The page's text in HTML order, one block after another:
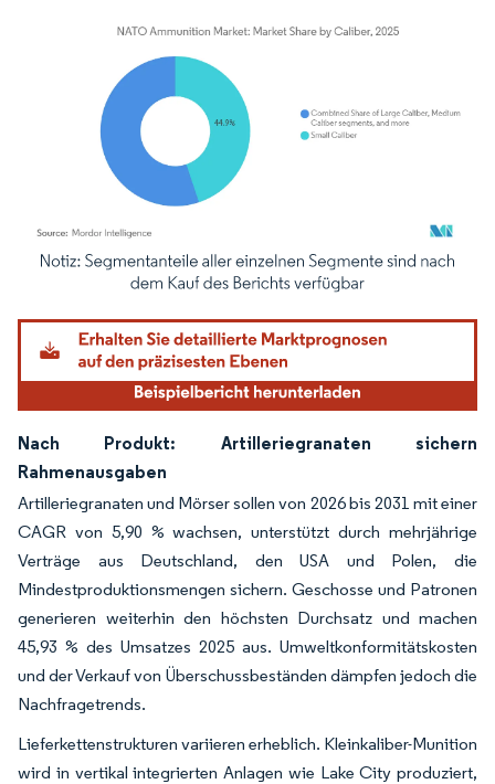
Bild © Mordor Intelligence. Wiederverwendung erfordert Namensnennung
Nach Produkt: Artilleriegranaten sichern
Rahmenausgaben
Artilleriegranaten und Mörser sollen von 2026 bis 2031 mit einer
CAGR von 5,90 % wachsen, unterstützt durch mehrjährige
Verträge aus Deutschland, den USA und Polen, die
Mindestproduktionsmengen sichern. Geschosse und Patronen
generieren weiterhin den höchsten Durchsatz und machen
45,93 % des Umsatzes 2025 aus. Umweltkonformitätskosten
und der Verkauf von Überschussbeständen dämpfen jedoch die
Nachfragetrends.
Lieferkettenstrukturen variieren erheblich. Kleinkaliber-Munition
wird in vertikal integrierten Anlagen wie Lake City produziert,